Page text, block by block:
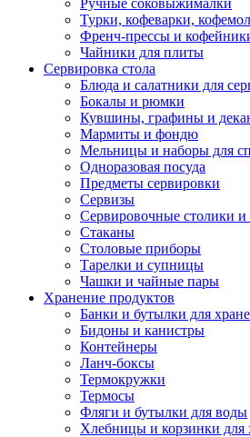
Ручные соковыжималки
Турки, кофеварки,
Френч-прессы и
Чайники для плиты
Сервировка стола
Блюда и салатники для
Бокалы и рюмки
Кувшины, графины и
Мармиты и фондю
Мельницы и наборы для
Одноразовая посуда
Предметы сервировки
Сервизы
Сервировочные столики
Стаканы
Столовые приборы
Тарелки и супницы
Чашки и чайные пары
Хранение продуктов
Банки и бутылки для
Бидоны и канистры
Контейнеры
Ланч-боксы
Термокружки
Термосы
Фляги и бутылки для воды
Хлебницы и корзинки для